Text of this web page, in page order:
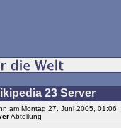
23 Server
am Montag 27. Juni 2005, 01:06
Abteilung